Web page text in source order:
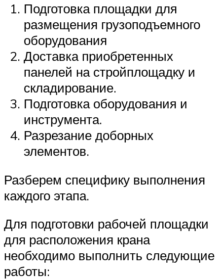
Подготовка площадки для
размещения грузоподъемного
оборудования
Доставка приобретенных
панелей на стройплощадку и
складирование.
Подготовка оборудования и
инструмента.
Разрезание доборных
элементов.
Разберем специфику выполнения
каждого этапа.
Для подготовки рабочей площадки
для расположения крана
необходимо выполнить следующие
работы: